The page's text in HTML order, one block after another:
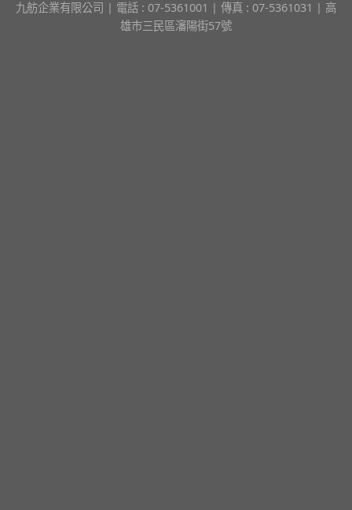
九舫企業有限公司 | 電話 : 07-5361001 | 傳真 : 07-5361031 | 高
雄市三民區瀋陽街57號